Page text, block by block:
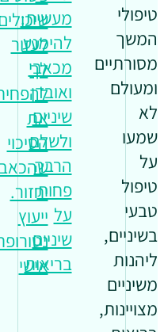
טיפולי
המשך
מסורתיים
ומעולם
לא
שמעו
על
טיפול
טבעי
בשיניים,
ליהנות
משיניים
מצויינות,
מעשית:
להימנע
מכאבי
ואובדן
שיניים
ולשלם
הרבה
פחות
על
שיניים
בריאות
לעזור
לך
את
הסיכוי
שהכאב
יחזור.
ייעוץ
אישי